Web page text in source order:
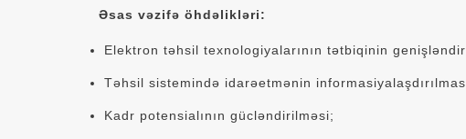
Əsas vəzifə öhdəlikləri:
Elektron təhsil texnologiyalarının tətbiqinin
Təhsil sistemində idarəetmənin
Kadr potensialının gücləndirilməsi;